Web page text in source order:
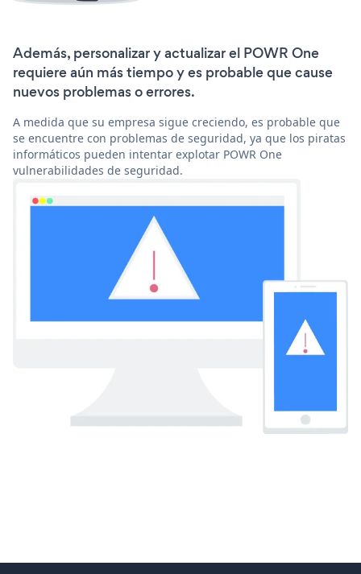
Además, personalizar y actualizar el POWR One
requiere aún más tiempo y es probable que cause
nuevos problemas o errores.
A medida que su empresa sigue creciendo, es probable que
se encuentre con problemas de seguridad, ya que los piratas
informáticos pueden intentar explotar POWR One
vulnerabilidades de seguridad.